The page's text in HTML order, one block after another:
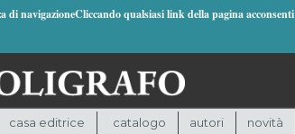
di navigazioneCliccando qualsiasi link della pagina acconsenti
casa editrice catalogo autori novità